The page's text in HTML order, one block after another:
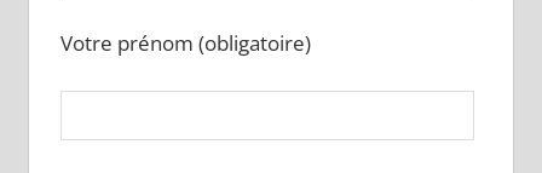
Votre prénom (obligatoire)